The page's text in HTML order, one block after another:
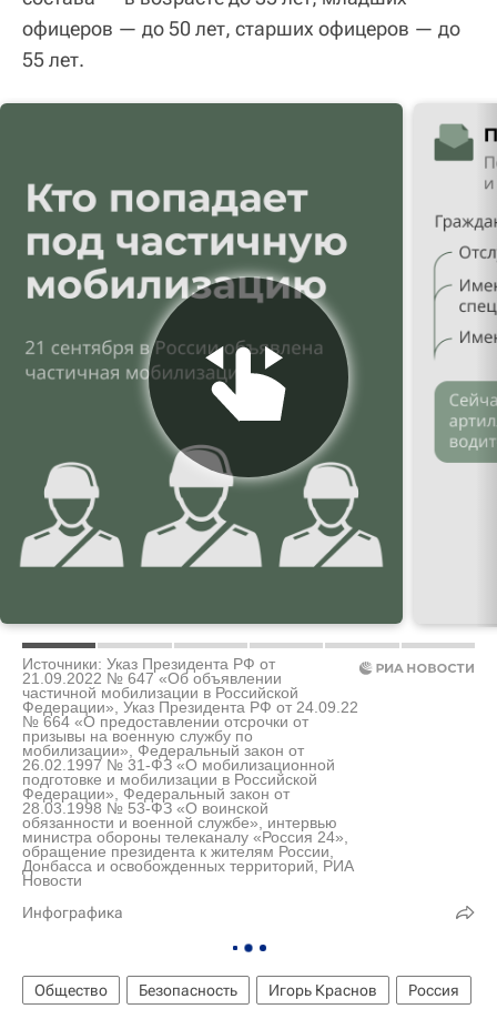
офицеров — до 50 лет, старших офицеров — до
55 лет.
Источники: Указ Президента РФ от
21.09.2022 № 647 «Об объявлении
частичной мобилизации в Российской
Федерации», Указ Президента РФ от 24.09.22
№ 664 «О предоставлении отсрочки от
призывы на военную службу по
мобилизации», Федеральный закон от
26.02.1997 № 31-ФЗ «О мобилизационной
подготовке и мобилизации в Российской
Федерации», Федеральный закон от
28.03.1998 № 53-ФЗ «О воинской
обязанности и военной службе», интервью
министра обороны телеканалу «Россия 24»,
обращение президента к жителям России,
Донбасса и освобожденных территорий, РИА
Новости
Инфографика
Общество Безопасность Игорь Краснов
Россия